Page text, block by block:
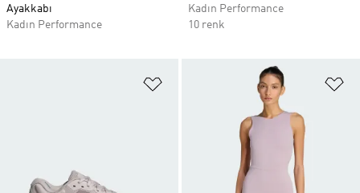
Ayakkabı
Kadın Performance
Kadın Performance
10 renk
Favori Listesine Ekle